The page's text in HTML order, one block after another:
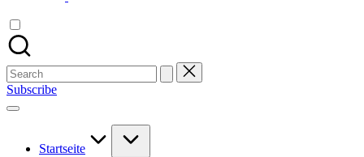
Search
for:
Subscribe
Startseite